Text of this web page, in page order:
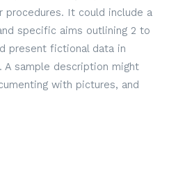
It could include a
specific aims outlining 2 to
present fictional data in
A sample description might
with pictures, and